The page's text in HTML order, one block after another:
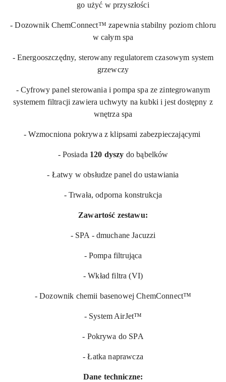
go użyć w przyszłości
- Dozownik ChemConnect™ zapewnia stabilny poziom chloru
w całym spa
- Energooszczędny, sterowany regulatorem czasowym system
grzewczy
- Cyfrowy panel sterowania i pompa spa ze zintegrowanym
systemem filtracji zawiera uchwyty na kubki i jest dostępny z
wnętrza spa
- Wzmocniona pokrywa z klipsami zabezpieczającymi
- Posiada 120 dyszy do bąbelków
- Łatwy w obsłudze panel do ustawiania
- Trwała, odporna konstrukcja
Zawartość zestawu:
- SPA - dmuchane Jacuzzi
- Pompa filtrująca
- Wkład filtra (VI)
- Dozownik chemii basenowej ChemConnect™
- System AirJet™
- Pokrywa do SPA
- Łatka naprawcza
Dane techniczne: